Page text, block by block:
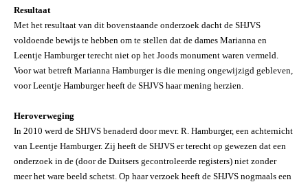
Resultaat
Met het resultaat van dit bovenstaande onderzoek dacht de SHJVS
voldoende bewijs te hebben om te stellen dat de dames Marianna en
Leentje Hamburger terecht niet op het Joods monument waren vermeld.
Voor wat betreft Marianna Hamburger is die mening ongewijzigd gebleven,
voor Leentje Hamburger heeft de SHJVS haar mening herzien.
Heroverweging
In 2010 werd de SHJVS benaderd door mevr. R. Hamburger, een achternicht
van Leentje Hamburger. Zij heeft de SHJVS er terecht op gewezen dat een
onderzoek in de (door de Duitsers gecontroleerde registers) niet zonder
meer het ware beeld schetst. Op haar verzoek heeft de SHJVS nogmaals een